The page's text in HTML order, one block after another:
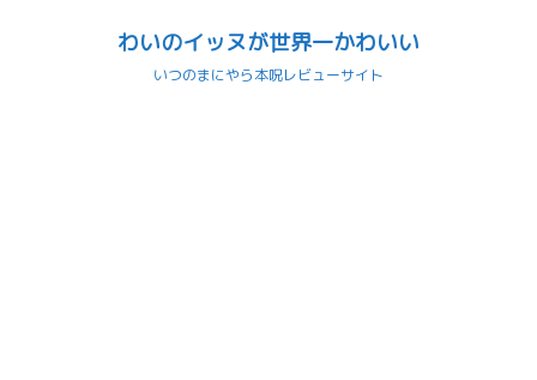
わいのイッヌが世界一かわいい
いつのまにやら本呪レビューサイト